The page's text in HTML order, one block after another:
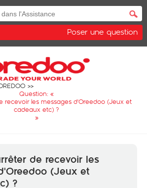
Poser une question
Question: «
recevoir les messages d'Oreedoo (Jeux et
cadeaux etc) ?
»
de recevoir les
(Jeux et
?